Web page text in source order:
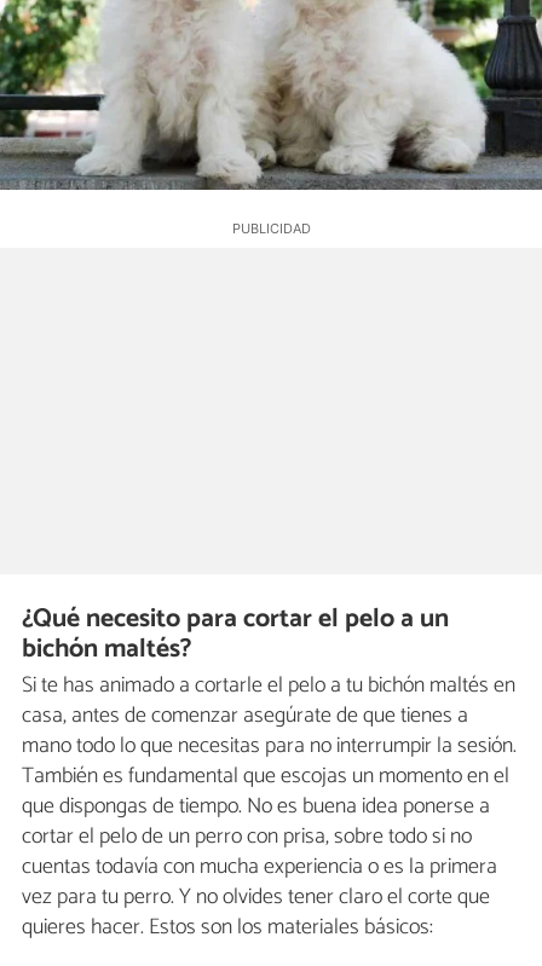
¿Qué necesito para cortar el pelo a un
bichón maltés?
Si te has animado a cortarle el pelo a tu bichón maltés en
casa, antes de comenzar asegúrate de que tienes a
mano todo lo que necesitas para no interrumpir la sesión.
También es fundamental que escojas un momento en el
que dispongas de tiempo. No es buena idea ponerse a
cortar el pelo de un perro con prisa, sobre todo si no
cuentas todavía con mucha experiencia o es la primera
vez para tu perro. Y no olvides tener claro el corte que
quieres hacer. Estos son los materiales básicos: